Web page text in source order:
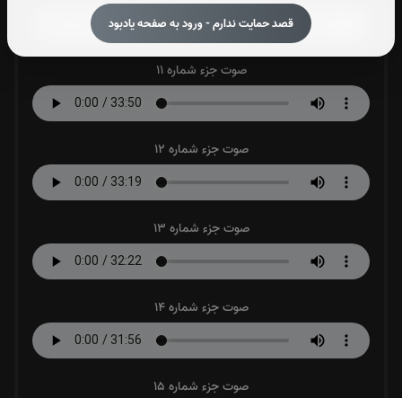
قصد حمایت ندارم - ورود به صفحه یادبود
صوت جزء شماره 11
صوت جزء شماره 12
صوت جزء شماره 13
صوت جزء شماره 14
صوت جزء شماره 15